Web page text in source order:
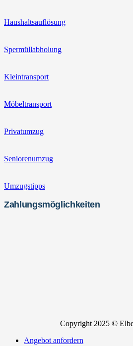
Haushaltsauflösung
Spermüllabholung
Kleintransport
Möbeltransport
Privatumzug
Seniorenumzug
Umzugstipps
Zahlungsmöglichkeiten
Copyright 2025 ©
Angebot anfordern